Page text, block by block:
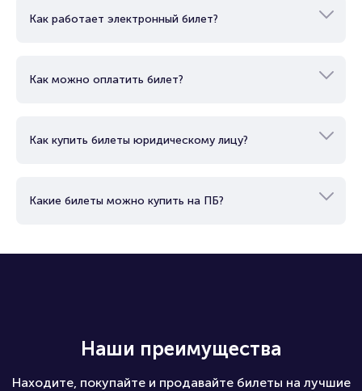
Как работает электронный билет?
Как можно оплатить билет?
Как купить билеты юридическому лицу?
Какие билеты можно купить на ПБ?
Наши преимущества
Находите, покупайте и продавайте билеты на лучшие